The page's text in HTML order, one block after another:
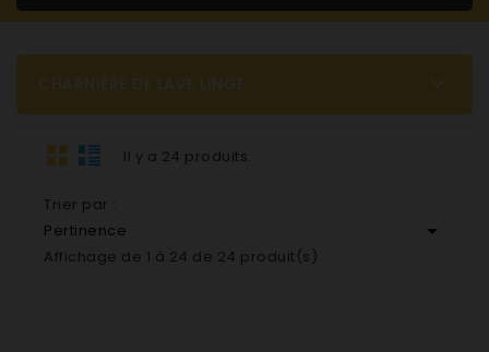
CHARNIÈRE DE LAVE LINGE 
Il y a 24 produits.
Trier par :
Pertinence

Affichage de 1 à 24 de 24 produit(s)